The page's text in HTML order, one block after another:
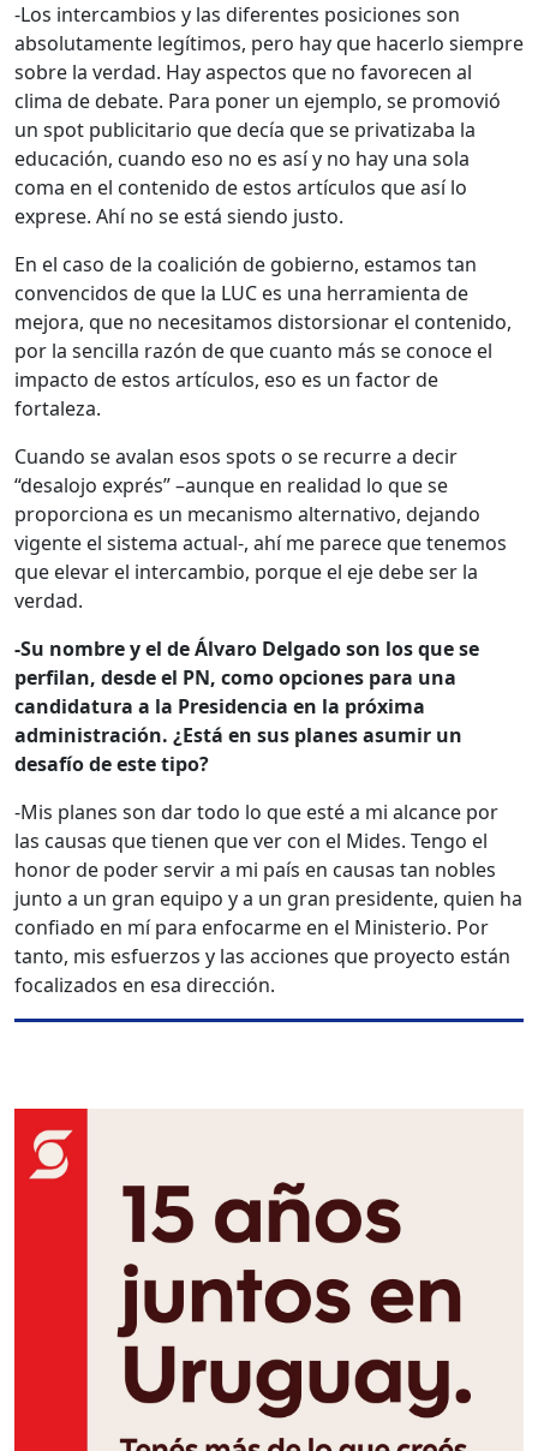
-Los intercambios y las diferentes posiciones son
absolutamente legítimos, pero hay que hacerlo siempre
sobre la verdad. Hay aspectos que no favorecen al
clima de debate. Para poner un ejemplo, se promovió
un spot publicitario que decía que se privatizaba la
educación, cuando eso no es así y no hay una sola
coma en el contenido de estos artículos que así lo
exprese. Ahí no se está siendo justo.
En el caso de la coalición de gobierno, estamos tan
convencidos de que la LUC es una herramienta de
mejora, que no necesitamos distorsionar el contenido,
por la sencilla razón de que cuanto más se conoce el
impacto de estos artículos, eso es un factor de
fortaleza.
Cuando se avalan esos spots o se recurre a decir
“desalojo exprés” –aunque en realidad lo que se
proporciona es un mecanismo alternativo, dejando
vigente el sistema actual-, ahí me parece que tenemos
que elevar el intercambio, porque el eje debe ser la
verdad.
-Su nombre y el de Álvaro Delgado son los que se
perfilan, desde el PN, como opciones para una
candidatura a la Presidencia en la próxima
administración. ¿Está en sus planes asumir un
desafío de este tipo?
-Mis planes son dar todo lo que esté a mi alcance por
las causas que tienen que ver con el Mides. Tengo el
honor de poder servir a mi país en causas tan nobles
junto a un gran equipo y a un gran presidente, quien ha
confiado en mí para enfocarme en el Ministerio. Por
tanto, mis esfuerzos y las acciones que proyecto están
focalizados en esa dirección.